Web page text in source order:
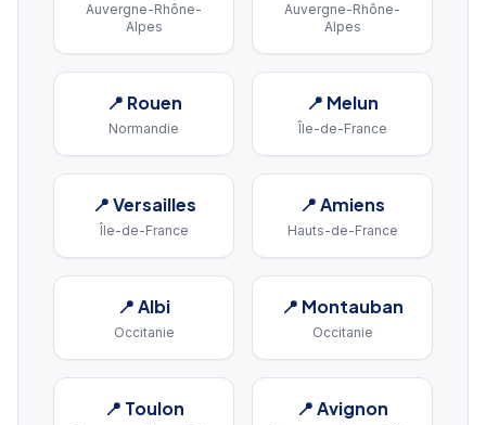
Auvergne-Rhône-
Alpes
Auvergne-Rhône-
Alpes
📍 Rouen
Normandie
📍 Melun
Île-de-France
📍Versailles
Île-de-France
📍Amiens
Hauts-de-France
📍Albi
Occitanie
📍 Montauban
Occitanie
📍 Toulon 📍Avignon